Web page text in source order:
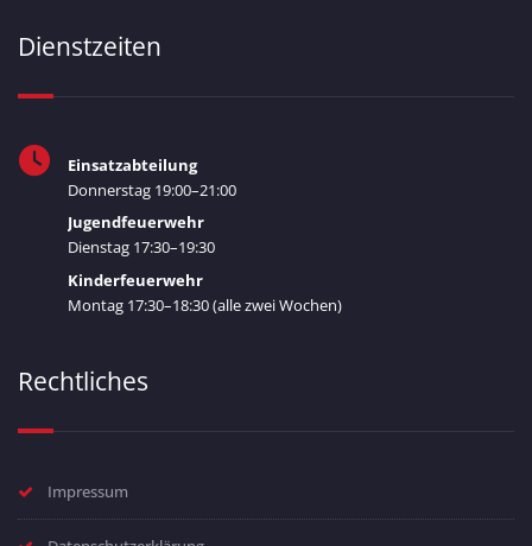
Dienstzeiten
Einsatzabteilung
Donnerstag 19:00–21:00
Jugendfeuerwehr
Dienstag 17:30–19:30
Kinderfeuerwehr
Montag 17:30–18:30 (alle zwei Wochen)
Rechtliches
Impressum